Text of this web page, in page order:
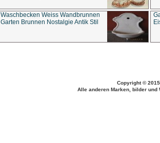
Waschbecken Weiss Wandbrunnen
Garten Brunnen Nostalgie Antik Stil
Copyright ©
Alle anderen Marken, bilder und